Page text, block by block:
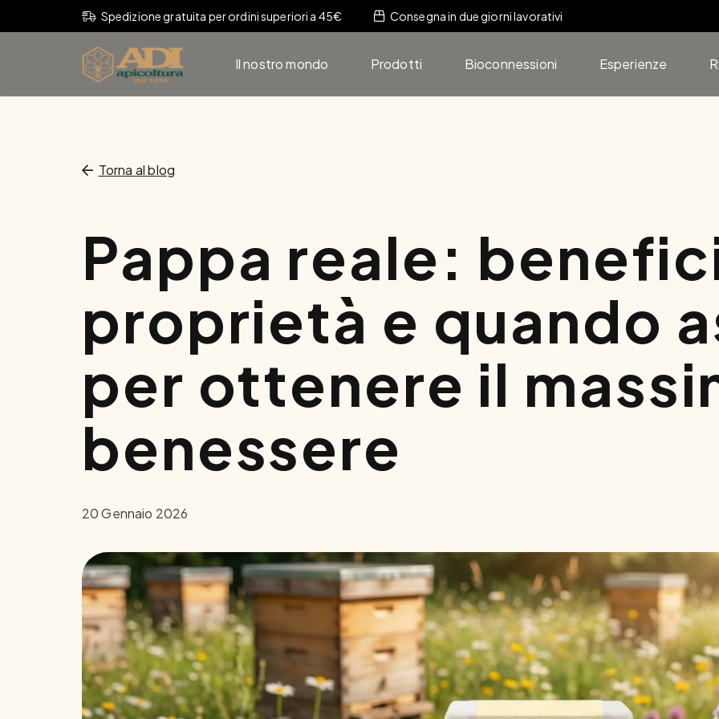
Spedizione gratuita per ordini superiori a 45€ Consegna in due giorni lavorativi
Il nostro mondo Prodotti Bioconnessioni Esperienze
Torna al blog
Pappa reale:
proprietà e quando
per ottenere il
benessere
20 Gennaio 2026